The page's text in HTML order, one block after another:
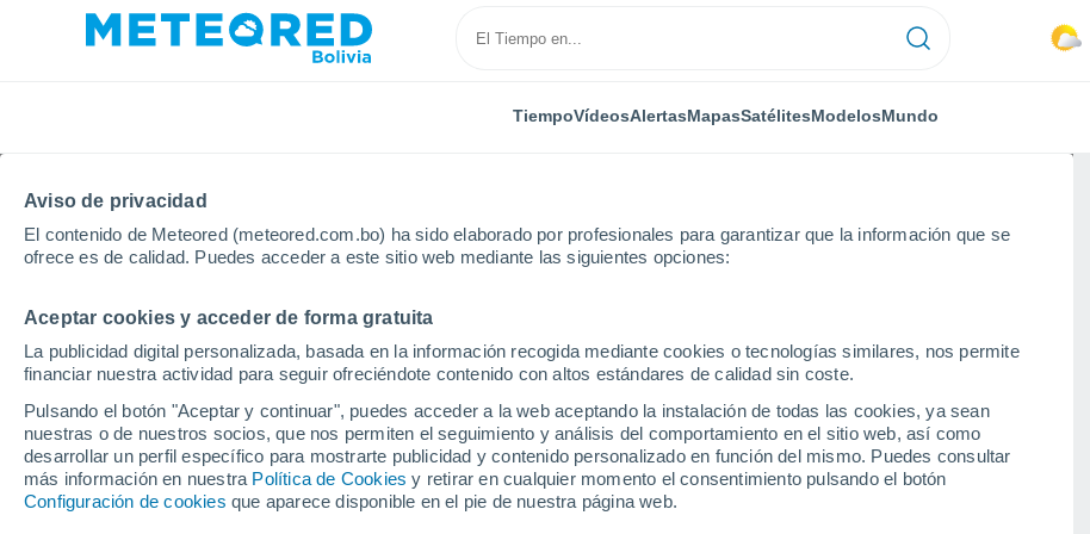
Aviso de privacidad
El contenido de Meteored (meteored.com.bo) ha sido elaborado por profesionales para garantizar que la información que se
ofrece es de calidad. Puedes acceder a este sitio web mediante las siguientes opciones:
Aceptar cookies y acceder de forma gratuita
La publicidad digital personalizada, basada en la información recogida mediante cookies o tecnologías similares, nos permite
financiar nuestra actividad para seguir ofreciéndote contenido con altos estándares de calidad sin coste.
Pulsando el botón "Aceptar y continuar", puedes acceder a la web aceptando la instalación de todas las cookies, ya sean
nuestras o de nuestros socios, que nos permiten el seguimiento y análisis del comportamiento en el sitio web, así como
desarrollar un perfil específico para mostrarte publicidad y contenido personalizado en función del mismo. Puedes consultar
más información en nuestra Política de Cookies y retirar en cualquier momento el consentimiento pulsando el botón
Configuración de cookies que aparece disponible en el pie de nuestra página web.
TiempoVídeosAlertasMapasSatélitesModelosMundo
Inicio Francia Borgoña-Franco Condado
Tiempo en Saona y Loira
Hoy, 8 agosto Todo el día Símbolo